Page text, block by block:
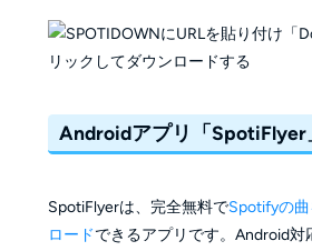
Androidアプリ「SpotiFlyer
SpotiFlyerは、完全無料でSpotifyの曲
ロードできるアプリです。Android対